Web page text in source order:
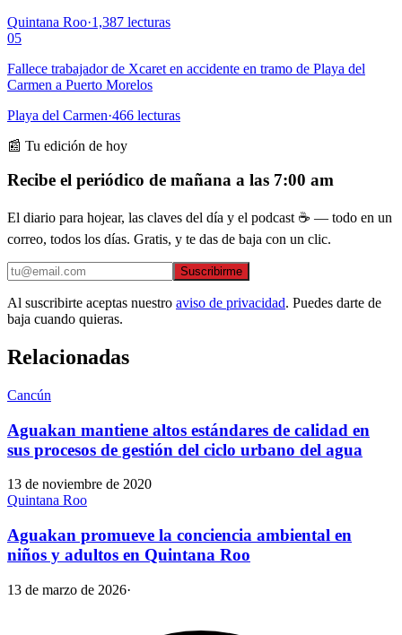
Quintana Roo·1,387 lecturas
05
Fallece trabajador de Xcaret en accidente en tramo de Playa del
Carmen a Puerto Morelos
Playa del Carmen·466 lecturas
📰 Tu edición de hoy
Recibe el periódico de mañana a las 7:00 am
El diario para hojear, las claves del día y el podcast ☕ — todo en un
correo, todos los días. Gratis, y te das de baja con un clic.
Suscribirme
Al suscribirte aceptas nuestro aviso de privacidad. Puedes darte de
baja cuando quieras.
Relacionadas
Cancún
Aguakan mantiene altos estándares de calidad en
sus procesos de gestión del ciclo urbano del agua
13 de noviembre de 2020
Quintana Roo
Aguakan promueve la conciencia ambiental en
niños y adultos en Quintana Roo
13 de marzo de 2026·